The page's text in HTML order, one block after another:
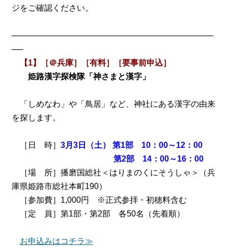
ジをご確認ください。
────────────────────────────────────
──
【1】［＠兵庫］［有料］［要事前申込］
姫路漢字探検隊「神さまと漢字」
「しめなわ」や「鳥居」など、神社にある漢字の由来
を探します。
［日 時］ 3月3日（土） 第1部 10：00～12：00
第2部 14：00～16：00
［場 所］播磨国総社＜はりまのくにそうしゃ＞（兵
庫県姫路市総社本町190）
［参加費］1,000円 ※正式参拝・初穂料含む
［定 員］第1部・第2部 各50名（先着順）
お申込みはコチラ≫